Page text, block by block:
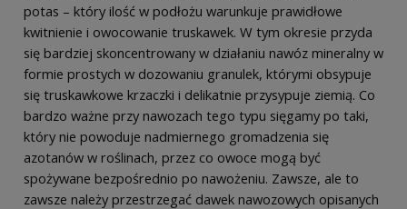
potas – który ilość w podłożu warunkuje prawidłowe
kwitnienie i owocowanie truskawek. W tym okresie przyda
się bardziej skoncentrowany w działaniu nawóz mineralny w
formie prostych w dozowaniu granulek, którymi obsypuje
się truskawkowe krzaczki i delikatnie przysypuje ziemią. Co
bardzo ważne przy nawozach tego typu sięgamy po taki,
który nie powoduje nadmiernego gromadzenia się
azotanów w roślinach, przez co owoce mogą być
spożywane bezpośrednio po nawożeniu. Zawsze, ale to
zawsze należy przestrzegać dawek nawozowych opisanych